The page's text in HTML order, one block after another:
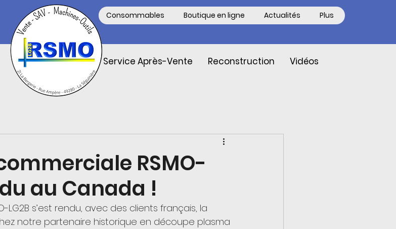
Consommables Boutique en ligne Actualités Plus
Service Après-Vente Reconstruction Vidéos
RSMO-
au Canada !
LG2B s’est rendu, avec des clients français, la
notre partenaire historique en découpe plasma